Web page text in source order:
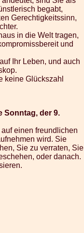
begabt,
Gerechtigkeitssinn,
in die Welt tragen,
und
Ihr Leben, und auch
keine Glückszahl
Sonntag, der 9.
einen freundlichen
wird. Sie
Sie zu verraten, Sie
oder danach.